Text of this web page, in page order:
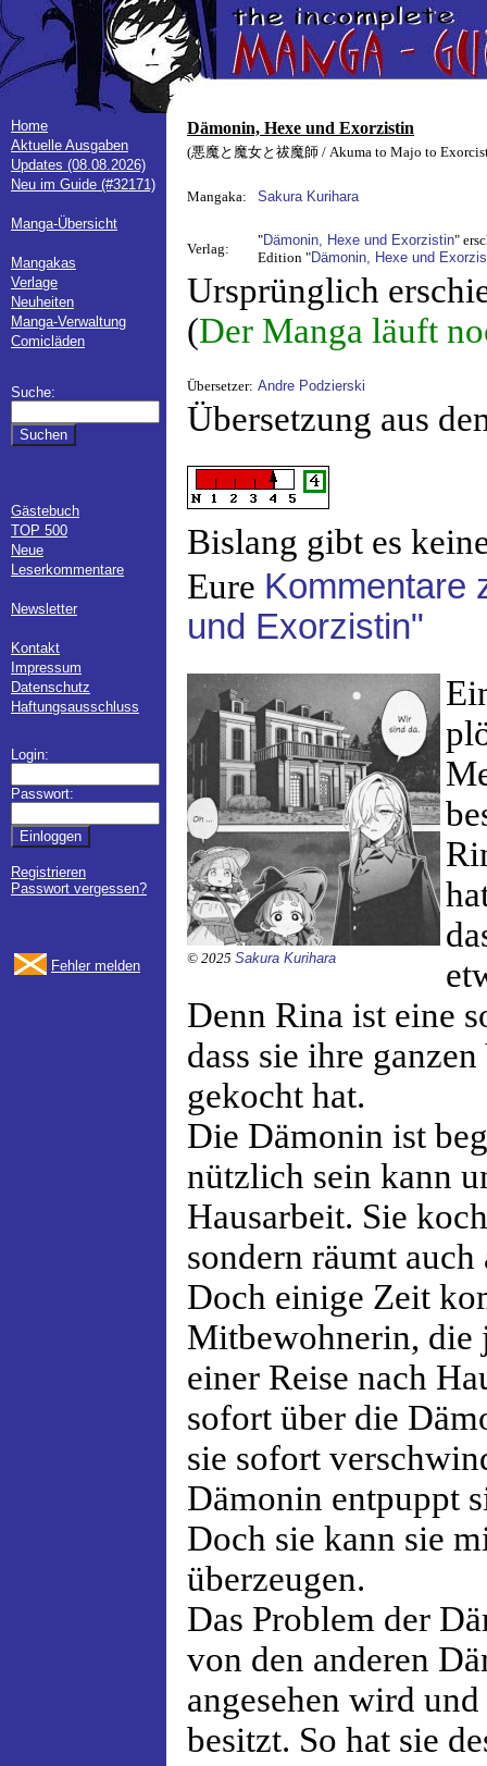
Home
Aktuelle Ausgaben
Updates (08.08.2026)
Neu im Guide (#32171)
Manga-Übersicht
Mangakas
Verlage
Neuheiten
Manga-Verwaltung
Comicläden
Suche:
Gästebuch
TOP 500
Neue
Leserkommentare
Newsletter
Kontakt
Impressum
Datenschutz
Haftungsausschluss
Login:
Passwort:
Registrieren
Passwort vergessen?
Fehler melden
Dämonin, Hexe und Exorzistin
(悪魔と魔女と祓魔師 / Akuma to Majo to
Mangaka: Sakura Kurihara
Verlag:
"Dämonin, Hexe und Exorzistin"
Edition "Dämonin, Hexe und
Ursprünglich
(Der Manga läuft
Übersetzer: Andre Podzierski
Übersetzung aus
Bislang gibt es
Eure Kommentare
und Exorzistin"
© 2025 Sakura Kurihara
Denn Rina ist eine
dass sie ihre
gekocht hat.
Die Dämonin ist
nützlich sein kann
Hausarbeit. Sie
sondern räumt
Doch einige Zeit
Mitbewohnerin, die
einer Reise nach
sofort über die
sie sofort
Dämonin entpuppt
Doch sie kann sie
überzeugen.
Das Problem der
von den anderen
angesehen wird
besitzt. So hat sie